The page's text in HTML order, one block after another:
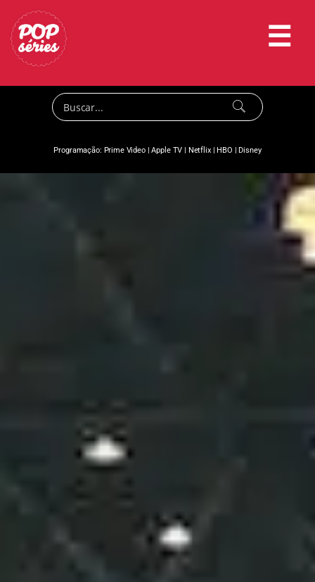
☰
Programação: Prime Video|Apple TV | Netflix|HBO |Disney